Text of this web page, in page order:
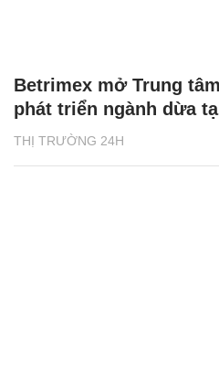
THỊ TRƯỜNG 24H
Betrimex mở Trung
phát triển ngành dừa